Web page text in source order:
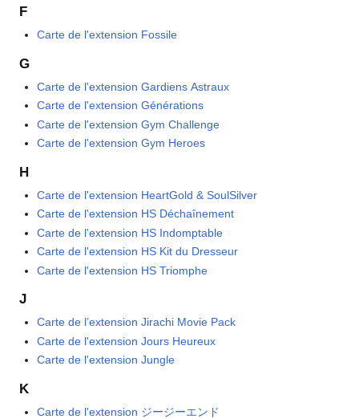
F
Carte de l'extension Fossile
G
Carte de l'extension Gardiens Astraux
Carte de l'extension Générations
Carte de l'extension Gym Challenge
Carte de l'extension Gym Heroes
H
Carte de l'extension HeartGold & SoulSilver
Carte de l'extension HS Déchaînement
Carte de l'extension HS Indomptable
Carte de l'extension HS Kit du Dresseur
Carte de l'extension HS Triomphe
J
Carte de l’extension Jirachi Movie Pack
Carte de l'extension Jours Heureux
Carte de l'extension Jungle
K
Carte de l'extension ジージーエンド